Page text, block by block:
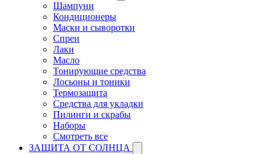
Шампуни
Кондиционеры
Маски и сыворотки
Спреи
Лаки
Масло
Тонирующие средства
Лосьоны и тоники
Термозащита
Средства для укладки
Пилинги и скрабы
Наборы
Смотреть все
ЗАЩИТА ОТ СОЛНЦА